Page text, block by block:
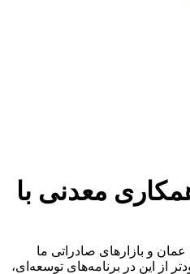
معدنی با
عمان و بازارهای صادراتی ما
از این در برنامه‌های توسعه‌ای،